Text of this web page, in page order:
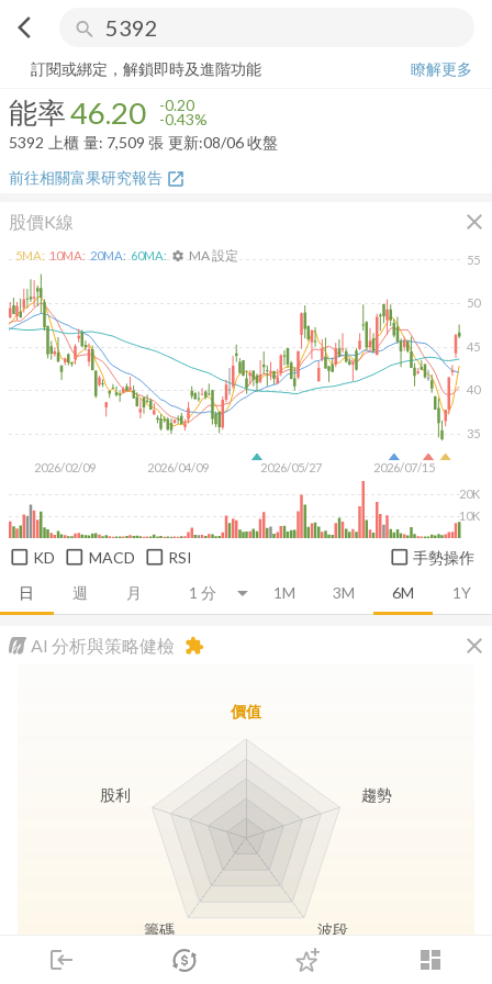
arrow_back_ios search
login dashboard
市場 登入
能率 46.20-0.43%
訂閱或綁定，解鎖即時及進階功能
瞭解更多
能率46.20 -0.20
-0.43%
5392
上櫃 量: 7,509 張 更新:08/06 收盤
前往相關富果研究報告 open_in_new
股價K線 close
日 週 月 1M 3M 6M 1Y
2026/02/09 2026/04/09 2026/05/27 2026/07/15
35
40
45
50
55
10K
20K
5MA: 10MA: 20MA: 60MA: settings MA 設定
KD MACD RSI 手勢操作
AI 分析與策略健檢 close
extension
價值
趨勢
波段
籌碼
股利